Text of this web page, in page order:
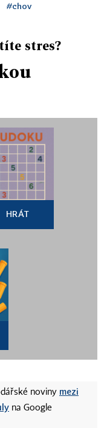
#chov
stres?
HRÁT
noviny mezi
na Google